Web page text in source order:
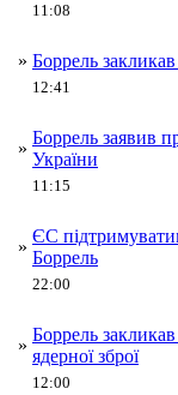
11:08
» Боррель
12:41
»
Боррель заявив
України
11:15
»
ЄС
Боррель
22:00
»
Боррель
ядерної зброї
12:00